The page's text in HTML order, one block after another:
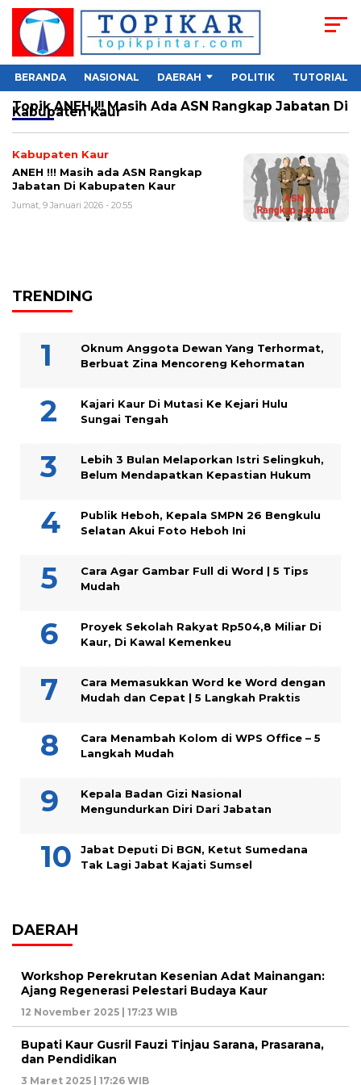
BERANDA NASIONAL DAERAH POLITIK TUTORIAL
TopikANEH !!! Masih Ada ASN Rangkap Jabatan Di
Kabupaten Kaur
Kabupaten Kaur
ANEH !!! Masih ada ASN Rangkap
Jabatan Di Kabupaten Kaur
Jumat, 9 Januari 2026 - 20:55
TRENDING
Oknum Anggota Dewan Yang Terhormat,
Berbuat Zina Mencoreng Kehormatan
Kajari Kaur Di Mutasi Ke Kejari Hulu
Sungai Tengah
Lebih 3 Bulan Melaporkan Istri Selingkuh,
Belum Mendapatkan Kepastian Hukum
Publik Heboh, Kepala SMPN 26 Bengkulu
Selatan Akui Foto Heboh Ini
Cara Agar Gambar Full di Word | 5 Tips
Mudah
Proyek Sekolah Rakyat Rp504,8 Miliar Di
Kaur, Di Kawal Kemenkeu
Cara Memasukkan Word ke Word dengan
Mudah dan Cepat | 5 Langkah Praktis
Cara Menambah Kolom di WPS Office – 5
Langkah Mudah
Kepala Badan Gizi Nasional
Mengundurkan Diri Dari Jabatan
Jabat Deputi Di BGN, Ketut Sumedana
Tak Lagi Jabat Kajati Sumsel
DAERAH
Workshop Perekrutan Kesenian Adat Mainangan:
Ajang Regenerasi Pelestari Budaya Kaur
12 November 2025 | 17:23 WIB
Bupati Kaur Gusril Fauzi Tinjau Sarana, Prasarana,
dan Pendidikan
3 Maret 2025 | 17:26 WIB